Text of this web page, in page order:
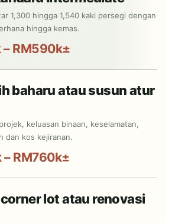
1,300 hingga 1,540 kaki persegi dengan
hingga kemas.
– RM590k±
baharu atau susun atur
keluasan binaan, keselamatan,
dan kos kejiranan.
– RM760k±
lot atau renovasi